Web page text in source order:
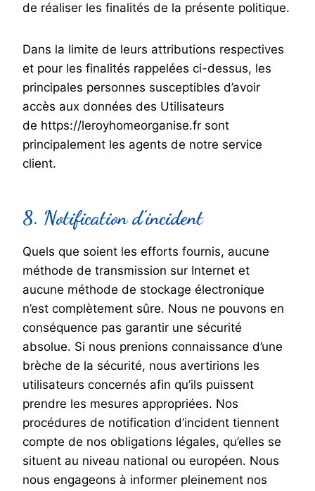
de réaliser les finalités de la présente politique.
Dans la limite de leurs attributions respectives
et pour les finalités rappelées ci-dessus, les
principales personnes susceptibles d’avoir
accès aux données des Utilisateurs
de https://leroyhomeorganise.fr sont
principalement les agents de notre service
client.
8. Notification d’incident
Quels que soient les efforts fournis, aucune
méthode de transmission sur Internet et
aucune méthode de stockage électronique
n’est complètement sûre. Nous ne pouvons en
conséquence pas garantir une sécurité
absolue. Si nous prenions connaissance d’une
brèche de la sécurité, nous avertirions les
utilisateurs concernés afin qu’ils puissent
prendre les mesures appropriées. Nos
procédures de notification d’incident tiennent
compte de nos obligations légales, qu’elles se
situent au niveau national ou européen. Nous
nous engageons à informer pleinement nos